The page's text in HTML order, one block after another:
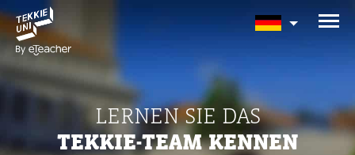
LERNEN SIE DAS
TEKKIE-TEAM KENNEN
BRAUCHEN SIE HILFE BEI
DER KURSAUSWAHL?
Hinterlassen Sie Ihre Daten und wir
melden uns bald zurück!